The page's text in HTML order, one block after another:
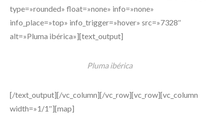
type=»rounded» float=»none» info=»none»
info_place=»top» info_trigger=»hover» src=»7328″
alt=»Pluma ibérica»][text_output]
Pluma ibérica
[/text_output][/vc_column][/vc_row][vc_row][vc_column
width=»1/1″][map]